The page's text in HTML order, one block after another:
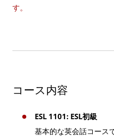
す。
コース内容
ESL 1101: ESL初級
基本的な英会話コース